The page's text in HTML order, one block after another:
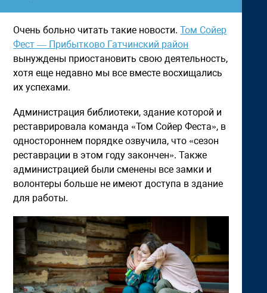
Очень больно читать такие новости.Том Сойер
Фест — Прибытково Гатчинский район
вынуждены приостановить свою деятельность,
хотя еще недавно мы все вместе восхищались
их успехами.
Администрация библиотеки, здание которой и
реставрировала команда «Том Сойер Феста», в
одностороннем порядке озвучила, что «сезон
реставрации в этом году закончен». Также
администрацией были сменены все замки и
волонтеры больше не имеют доступа в здание
для работы.